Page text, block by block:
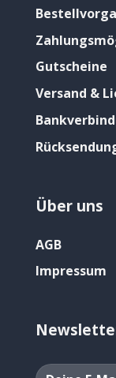
Gutscheine
Versand &
Über uns
AGB
Impressum